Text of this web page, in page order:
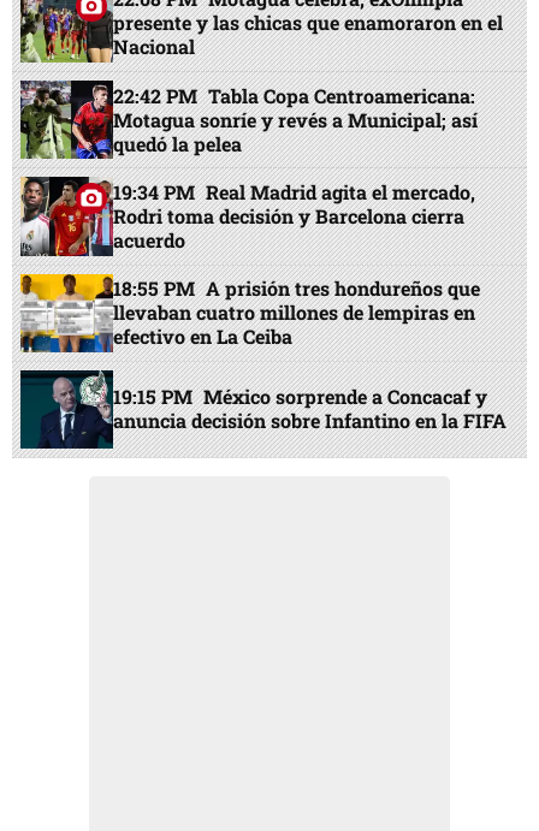
presente y las chicas que enamoraron en el
Nacional
22:42 PM Tabla Copa Centroamericana:
Motagua sonríe y revés a Municipal; así
quedó la pelea
19:34 PM Real Madrid agita el mercado,
Rodri toma decisión y Barcelona cierra
acuerdo
18:55 PM A prisión tres hondureños que
llevaban cuatro millones de lempiras en
efectivo en La Ceiba
19:15 PM México sorprende a Concacaf y
anuncia decisión sobre Infantino en la FIFA